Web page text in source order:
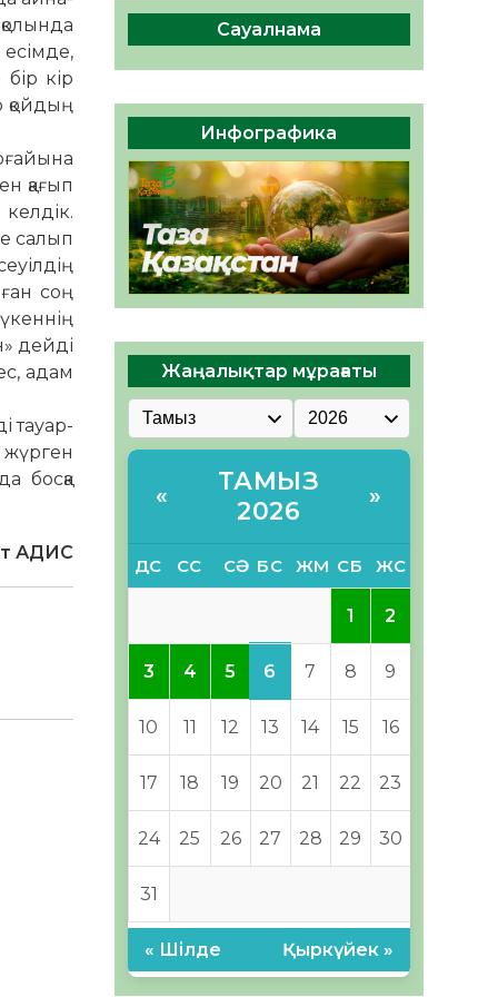
кір
қойдың
қағып
салып
соң
дейді
адам
тауар­
жүрген
босқа
АДИС
04.08.2026 46 0
Құрылтай: Қызылордада
1344 комиссия мүшесінің
04.08.2026
37 0
ҚҰРЫЛТАЙ САЙЛАУЫ – ЕЛ
БІРЛІГІ МЕН АЗАМАТТЫҚ
ЖАУАПКЕРШІЛІКТІҢ
КӨРІНІСІ
04.08.2026 49 0
Сауалнама
Инфографика
Жаңалықтар мұрағаты
«
ТАМЫЗ
2026
»
ДС СС СӘ БС ЖМ СБ ЖС
1 2
3 4 5 6 7 8 9
10 11 12 13 14 15 16
17 18 19 20 21 22 23
24 25 26 27 28 29 30
31
« Шілде Қыркүйек »